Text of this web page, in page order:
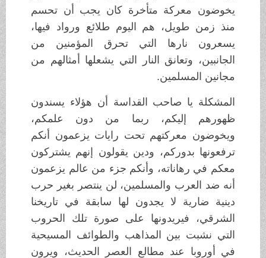
يخوضون معركة متأخرة كان يجب أن تحسم
منذ زمن طويل، هم اليوم طلائع ورواد فيها،
يسعرون نارها التي تحرق المؤمنين من
الجانبين، وتعانق النار التي يشعلها أمثالهم من
مجانين المسلمين.
المشكلة يا صاحب القداسة أن هؤلاء يسندون
ظهورهم إليكم، ربما من دون علمكم،
ويخوضون معركتهم تحت رايات يزعمون أنكم
ترفعونها بدوركم، ودين يقولون إنهم يشتركون
معكم في رهاناته، وأنكم جزء من عالم يزعمون
أنه ضد العرب والمسلمين، لن ينتصر بغير حرب
دينية ضارية لا يجدون لها سابقة في تاريخنا
الشرقي، فيريدونها على صورة تلك الحروب
التي نشبت بين المذاهب والطوائف المسيحية
في أوروبا عند مطالع العصر الحديث، ويرون